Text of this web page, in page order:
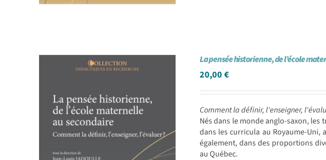
La pensée historienne, de l’école
20,00€
Comment la définir, l'enseigner,
Nés dans le monde anglo-saxon,
dans les curricula au Royaume-Uni,
également, dans des proportions
au Québec.